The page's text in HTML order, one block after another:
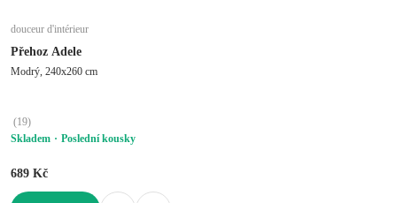
douceur d'intérieur
Přehoz Adele
Modrý, 240x260 cm
(19)
Skladem
Poslední kousky
689 Kč